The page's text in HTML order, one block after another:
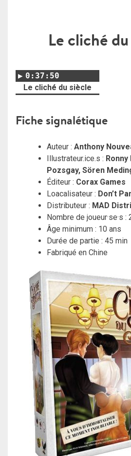
Le cliché
0:37:50
Le cliché du siècle
Fiche signalétique
Auteur : Anthony
Illustrateur.ice.s :
Pozsgay, Sören
Éditeur : Corax Games
Loacalisateur : Don’t
Distributeur : MAD
Nombre de joueur·se·s :
Âge minimum : 10 ans
Durée de partie : 45 min
Fabriqué en Chine